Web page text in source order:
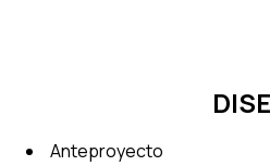
Anteproyecto